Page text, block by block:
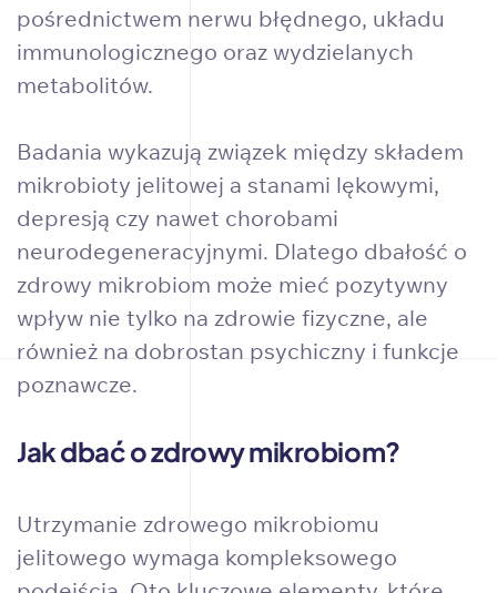
pośrednictwem nerwu błędnego, układu
immunologicznego oraz wydzielanych
metabolitów.
Badania wykazują związek między składem
mikrobioty jelitowej a stanami lękowymi,
depresją czy nawet chorobami
neurodegeneracyjnymi. Dlatego dbałość o
zdrowy mikrobiom może mieć pozytywny
wpływ nie tylko na zdrowie fizyczne, ale
również na dobrostan psychiczny i funkcje
poznawcze.
Jak dbać o zdrowy mikrobiom?
Utrzymanie zdrowego mikrobiomu
jelitowego wymaga kompleksowego